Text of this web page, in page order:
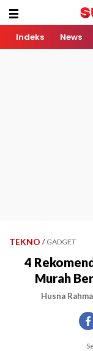
Indeks News
TEKNO / GADGET
4
Murah
Husna